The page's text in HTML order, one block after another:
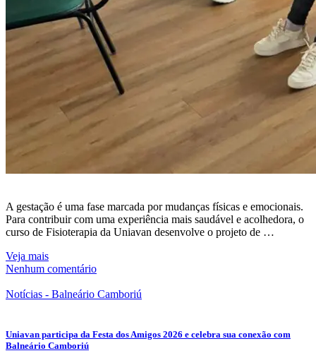
A gestação é uma fase marcada por mudanças físicas e emocionais.
Para contribuir com uma experiência mais saudável e acolhedora, o
curso de Fisioterapia da Uniavan desenvolve o projeto de …
Veja mais
Nenhum comentário
Notícias - Balneário Camboriú
Uniavan participa da Festa dos Amigos 2026 e celebra sua conexão com
Balneário Camboriú